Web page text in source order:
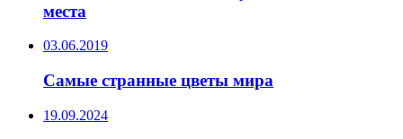
места
03.06.2019
Самые странные цветы мира
19.09.2024